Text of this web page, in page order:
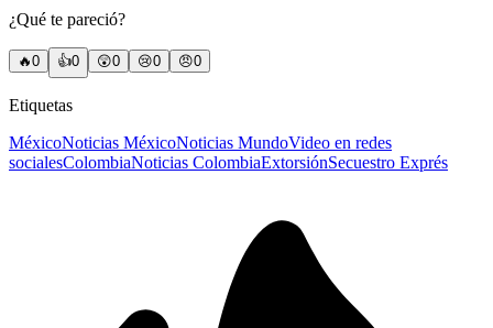
¿Qué te pareció?
🔥0 👍0 😲0 😢0 😠0
Etiquetas
MéxicoNoticias MéxicoNoticias MundoVideo en redes
socialesColombiaNoticias ColombiaExtorsiónSecuestro Exprés